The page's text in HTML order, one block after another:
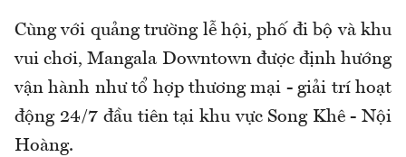
Cùng với quảng trường lễ hội, phố đi bộ và khu
vui chơi, Mangala Downtown được định hướng
vận hành như tổ hợp thương mại - giải trí hoạt
động 24/7 đầu tiên tại khu vực Song Khê - Nội
Hoàng.